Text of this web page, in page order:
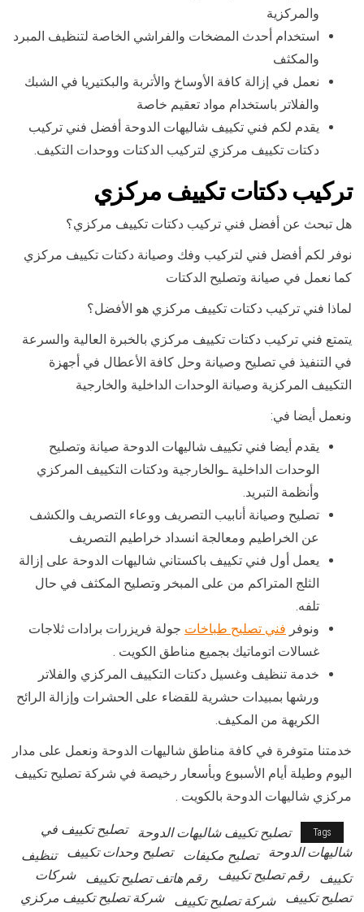
والمركزية
استخدام أحدث المضخات والفراشي الخاصة لتنظيف المبرد
والمكثف
نعمل في إزالة كافة الأوساخ والأتربة والبكتيريا في الشبك
والفلاتر باستخدام مواد تعقيم خاصة
يقدم لكم فني تكييف شاليهات الدوحة أفضل فني تركيب
دكتات تكييف مركزي لتركيب الدكتات ووحدات التكيف.
تركيب دكتات تكييف مركزي
هل تبحث عن أفضل فني تركيب دكتات تكييف مركزي؟
نوفر لكم أفضل فني لتركيب وفك وصيانة دكتات تكييف مركزي
كما نعمل في صيانة وتصليح الدكتات
لماذا فني تركيب دكتات تكييف مركزي هو الأفضل؟
يتمتع فني تركيب دكتات تكييف مركزي بالخبرة العالية والسرعة
في التنفيذ في تصليح وصيانة وحل كافة الأعطال في أجهزة
التكييف المركزية وصيانة الوحدات الداخلية والخارجية
ونعمل أيضا في:
يقدم أيضا فني تكييف شاليهات الدوحة صيانة وتصليح
الوحدات الداخلية ـوالخارجية ودكتات التكييف المركزي
وأنظمة التبريد.
تصليح وصيانة أنابيب التصريف ووعاء التصريف والكشف
عن الخراطيم ومعالجة انسداد خراطيم التصريف
يعمل أول فني تكييف باكستاني شاليهات الدوحة على إزالة
الثلج المتراكم من على المبخر وتصليح المكثف في حال
تلفه.
ونوفر فني تصليح طباخات جولة فريزرات برادات ثلاجات
غسالات اتوماتيك بجميع مناطق الكويت .
خدمة تنظيف وغسيل دكتات التكييف المركزي والفلاتر
ورشها بمبيدات حشرية للقضاء على الحشرات وإزالة الرائح
الكريهة من المكيف.
خدمتنا متوفرة في كافة مناطق شاليهات الدوحة ونعمل على مدار
اليوم وطيلة أيام الأسبوع وبأسعار رخيصة في شركة تصليح تكييف
مركزي شاليهات الدوحة بالكويت .
Tags تصليح تكييف شاليهات الدوحة
تصليح تكييف في
شاليهات الدوحة
تصليح مكيفات تصليح وحدات تكييف
تنظيف
تكييف
رقم تصليح تكييف رقم هاتف تصليح تكييف
شركات
تصليح تكييف
شركة تصليح تكييف
شركة تصليح تكييف مركزي